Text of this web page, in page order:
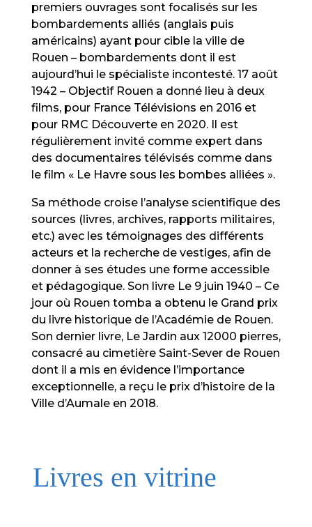
premiers ouvrages sont focalisés sur les
bombardements alliés (anglais puis
américains) ayant pour cible la ville de
Rouen – bombardements dont il est
aujourd’hui le spécialiste incontesté. 17 août
1942 – Objectif Rouen a donné lieu à deux
films, pour France Télévisions en 2016 et
pour RMC Découverte en 2020. Il est
régulièrement invité comme expert dans
des documentaires télévisés comme dans
le film « Le Havre sous les bombes alliées ».
Sa méthode croise l’analyse scientifique des
sources (livres, archives, rapports militaires,
etc.) avec les témoignages des différents
acteurs et la recherche de vestiges, afin de
donner à ses études une forme accessible
et pédagogique. Son livre Le 9 juin 1940 – Ce
jour où Rouen tomba a obtenu le Grand prix
du livre historique de l’Académie de Rouen.
Son dernier livre, Le Jardin aux 12000 pierres,
consacré au cimetière Saint-Sever de Rouen
dont il a mis en évidence l’importance
exceptionnelle, a reçu le prix d’histoire de la
Ville d’Aumale en 2018.
Livres en vitrine